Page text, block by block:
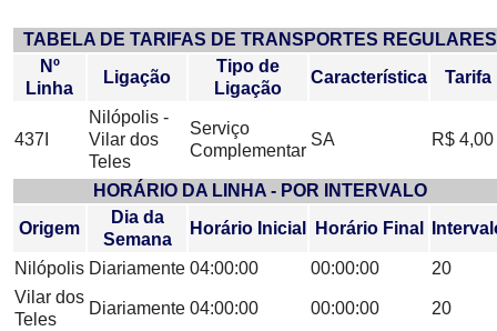
TABELA DE TARIFAS DE TRANSPORTES REGULARES
Nº
Linha
Ligação
Tipo de
Ligação
Característica Tarifa
437I
Nilópolis -
Vilar dos
Teles
Serviço
Complementar
SA R$ 4,00
HORÁRIO DA LINHA - POR INTERVALO
Origem
Dia da
Semana
Horário Inicial Horário Final
Nilópolis Diariamente 04:00:00 00:00:00
20
Vilar dos
Teles
Diariamente 04:00:00 00:00:00 20